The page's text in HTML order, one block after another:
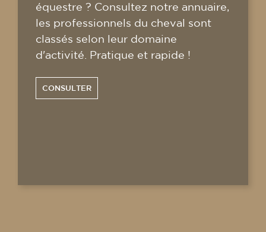
équestre ? Consultez notre annuaire,
les professionnels du cheval sont
classés selon leur domaine
d'activité. Pratique et rapide !
CONSULTER